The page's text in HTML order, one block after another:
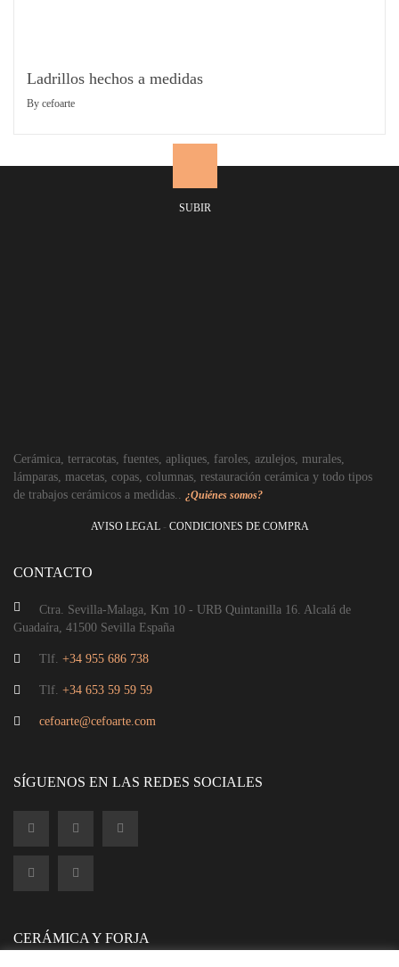
Ladrillos hechos a medidas
By cefoarte
Cerámica, terracotas, fuentes, apliques, faroles, azulejos, murales,
lámparas, macetas, copas, columnas, restauración cerámica y todo tipos
de trabajos cerámicos a medidas..
¿Quiénes somos?
AVISO LEGAL- CONDICIONES DE COMPRA
CONTACTO
Ctra. Sevilla-Malaga, Km 10 - URB Quintanilla 16. Alcalá de
Guadaíra, 41500 Sevilla España
Tlf. +34 955 686 738
Tlf. +34 653 59 59 59
cefoarte@cefoarte.com
SÍGUENOS EN LAS REDES SOCIALES
CERÁMICA Y FORJA
SUBIR